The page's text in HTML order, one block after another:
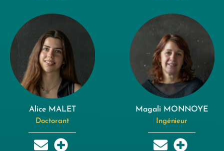
Alice MALET
Doctorant
Magali MONNOYE
Ingénieur